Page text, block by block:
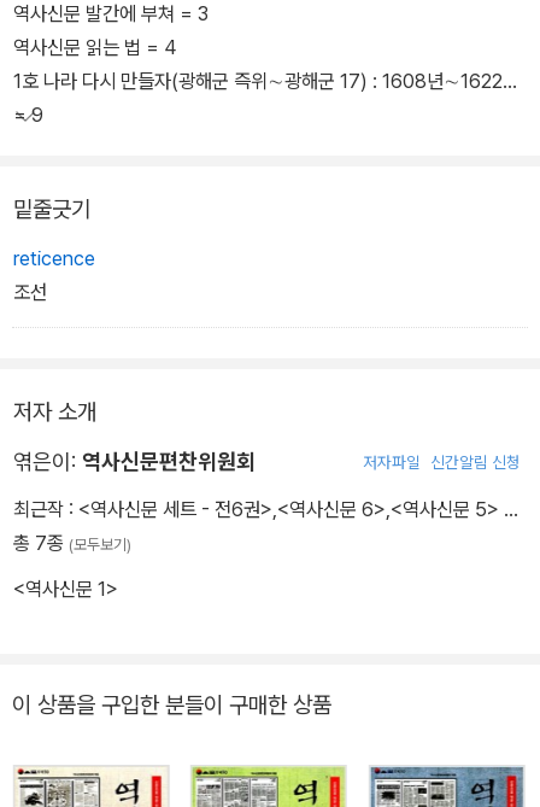
역사신문 발간에 부쳐 = 3
역사신문 읽는 법 = 4
1호 나라 다시 만들자(광해군 즉위∼광해군 17) : 1608년∼1622년
= 9
밑줄긋기
reticence
조선
저자 소개
엮은이: 역사신문편찬위원회 저자파일 신간알림 신청
최근작 : <역사신문 세트 - 전6권>,<역사신문 6>,<역사신문 5> …
총 7종 (모두보기)
<역사신문 1>
이 상품을 구입한 분들이 구매한 상품